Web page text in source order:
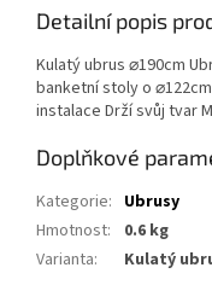
Detailní popis
Kulatý ubrus ⌀190cm
banketní stoly o
instalace Drží svůj tvar
Doplňkové
Kategorie: Ubrusy
Hmotnost:
0.6 kg
Varianta: Kulatý